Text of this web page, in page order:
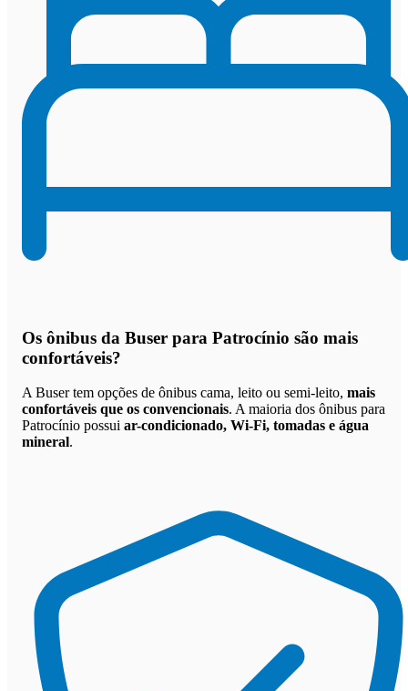
Os ônibus da Buser para Patrocínio são mais
confortáveis?
A Buser tem opções de ônibus cama, leito ou semi-leito, mais
confortáveis que os convencionais. A maioria dos ônibus para
Patrocínio possui ar-condicionado, Wi-Fi, tomadas e água
mineral.